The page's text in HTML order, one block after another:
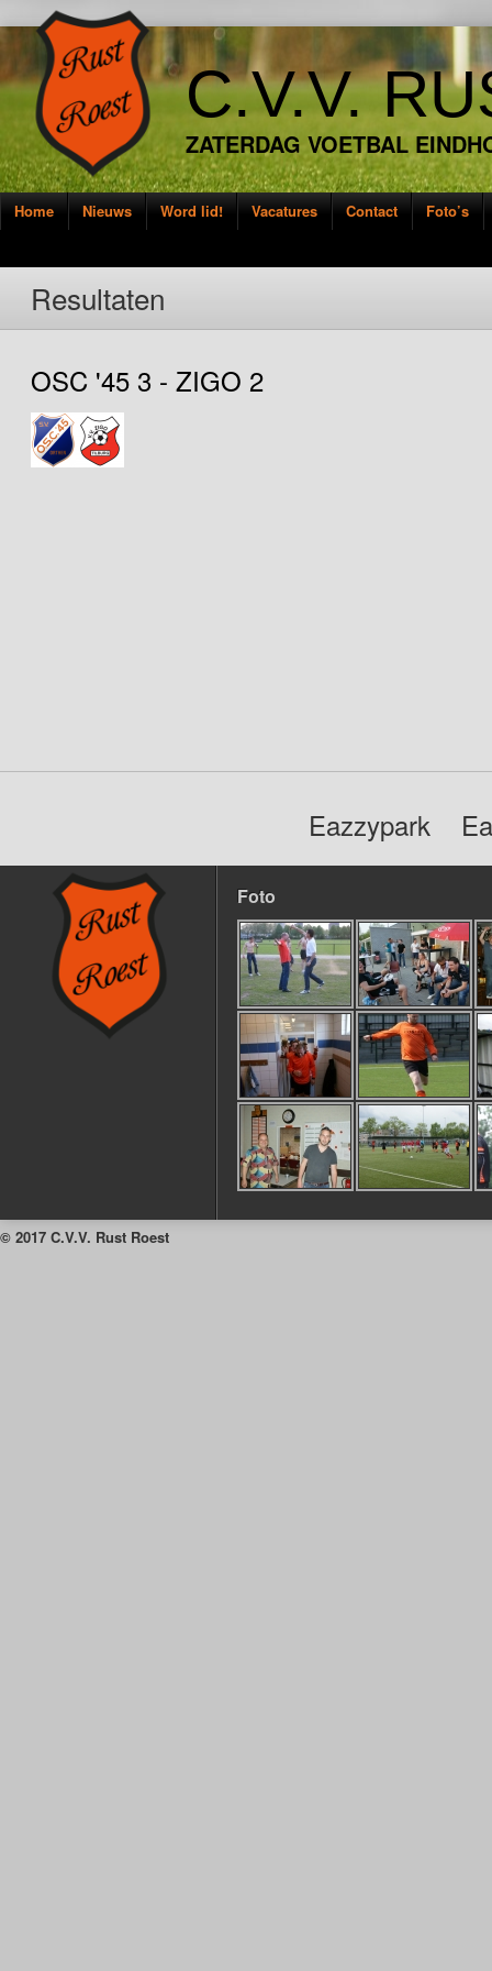
C.V.V.
ZATERDAG VOETBAL
Home Nieuws Word lid! Vacatures Contact Foto’s
Resultaten
OSC '45 3 - ZIGO 2
Eazzypark
Foto
© 2017 C.V.V. Rust Roest